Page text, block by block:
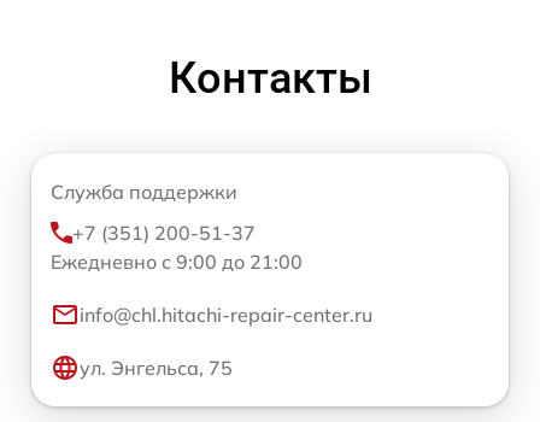
Контакты
Служба поддержки
+7 (351) 200-51-37
Ежедневно с 9:00 до 21:00
info@chl.hitachi-repair-center.ru
ул. Энгельса, 75